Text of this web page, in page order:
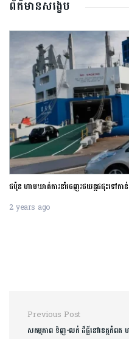
ព័ត៌មានសង្ខេប
ជប៉ុន ហាមឃាត់ការនាំចេញរថយន្តជជុះទៅកា
2 years ago
Post
Previous Post
សកម្មភាព ទិញ-លក់ ដីធ្លីនៅខេត្តកំព